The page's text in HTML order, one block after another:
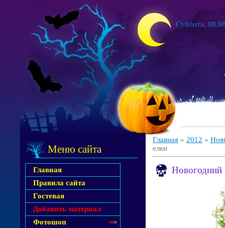
Суббота,
Меню сайта
Главная
Правила сайта
Гостевая
Добавить материал
Фотошоп
Главная » 2012 »
елки
Новогодний